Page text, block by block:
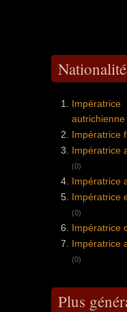
Impératrice
autrichienne
Impératrice
Impératrice
(0)
Impératrice
Impératrice
(0)
Impératrice
Impératrice
(0)
Plus